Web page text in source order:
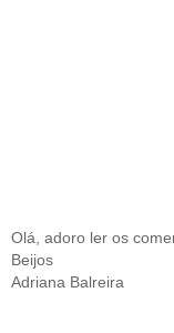
Olá, adoro ler os
Beijos
Adriana Balreira